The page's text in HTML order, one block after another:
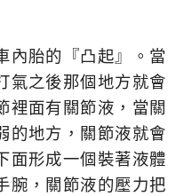
內胎的『凸起』。當
氣之後那個地方就會
裡面有關節液，當關
的地方，關節液就會
面形成一個裝著液體
腕，關節液的壓力把